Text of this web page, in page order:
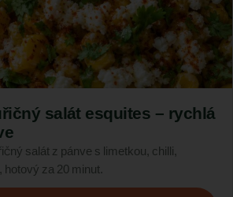
salát esquites – rychlá
salát z pánve s limetkou, chilli,
za 20 minut.